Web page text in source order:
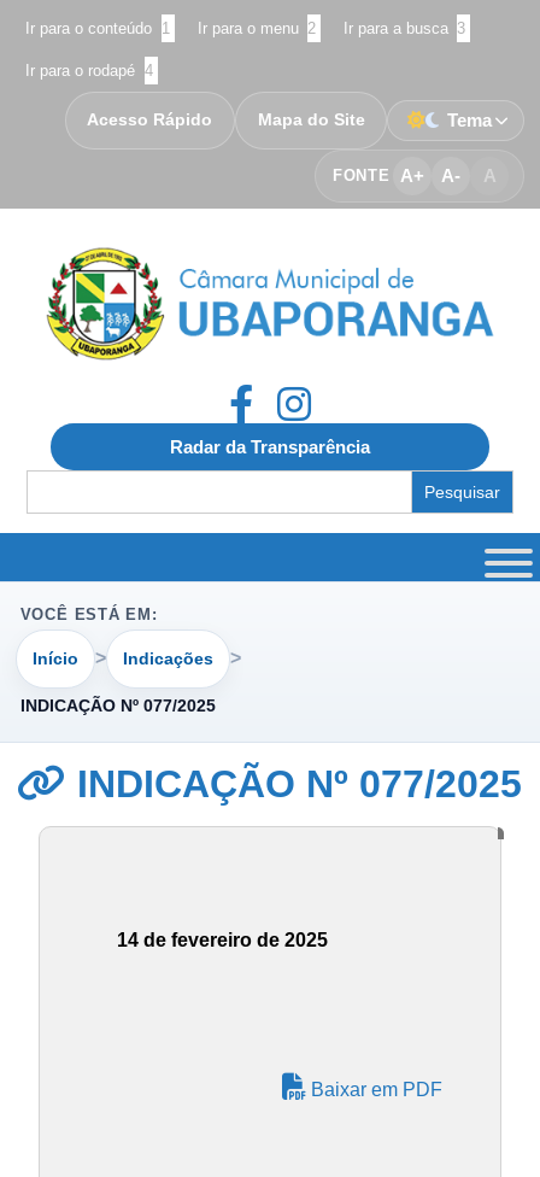
Ir para o conteúdo 1 Ir para o menu 2 Ir para a busca 3
Ir para o rodapé 4
FONTE A+ A- A
Acesso Rápido Mapa do Site Tema
Radar da Transparência
for:
VOCÊ ESTÁ EM:
Início Indicações
INDICAÇÃO Nº 077/2025
INDICAÇÃO Nº 077/2025
14 de fevereiro de 2025
Baixar em PDF